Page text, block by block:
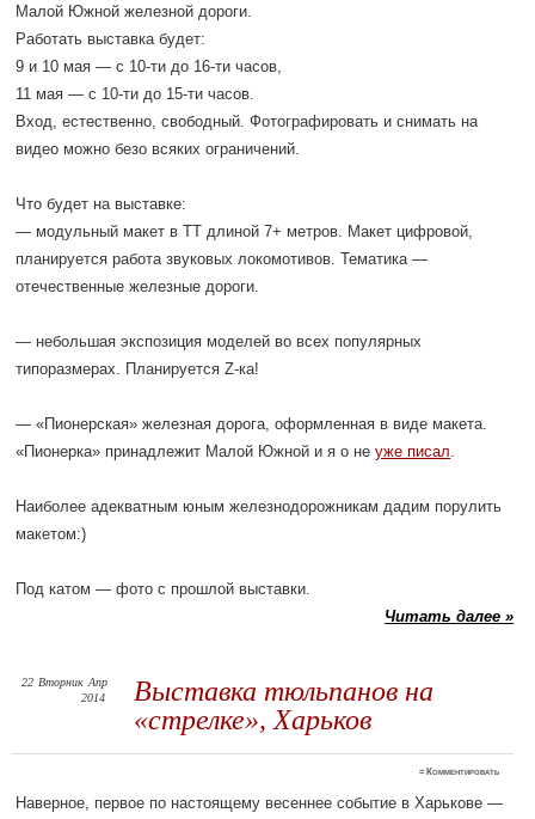
Малой Южной железной дороги.
Работать выставка будет:
9 и 10 мая — с 10-ти до 16-ти часов,
11 мая — с 10-ти до 15-ти часов.
Вход, естественно, свободный. Фотографировать и снимать на
видео можно безо всяких ограничений.
Что будет на выставке:
— модульный макет в ТТ длиной 7+ метров. Макет цифровой,
планируется работа звуковых локомотивов. Тематика —
отечественные железные дороги.
— небольшая экспозиция моделей во всех популярных
типоразмерах. Планируется Z-ка!
— «Пионерская» железная дорога, оформленная в виде макета.
«Пионерка» принадлежит Малой Южной и я о неуже писал
Наиболее адекватным юным железнодорожникам дадим порулить
макетом:)
Под катом — фото с прошлой выставки.
Читать далее »
Выставка тюльпанов на
«стрелке», Харьков
22 Вторник Апр
2014
≈ Комментировать
Наверное, первое по настоящему весеннее событие в Харькове —